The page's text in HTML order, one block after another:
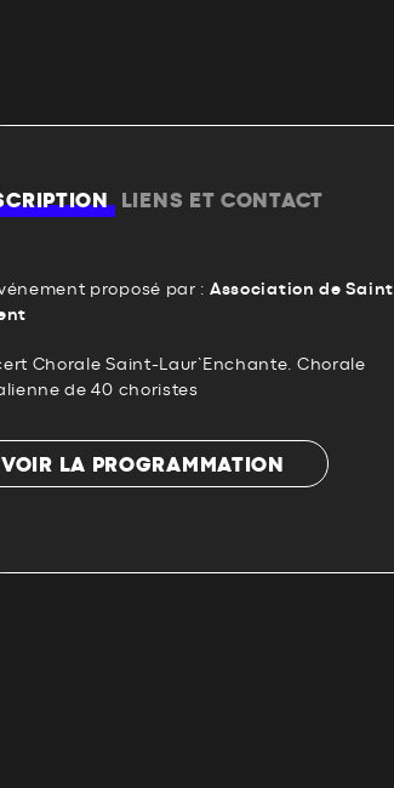
LIENS ET CONTACT
proposé par : Association de Saint
Chorale Saint-Laur’Enchante. Chorale
de 40 choristes
VOIR LA PROGRAMMATION